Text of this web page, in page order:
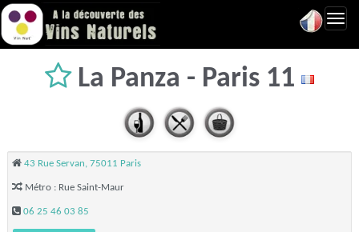
La Panza - Paris 11
43 Rue Servan, 75011 Paris
Métro : Rue Saint-Maur
06 25 46 03 85